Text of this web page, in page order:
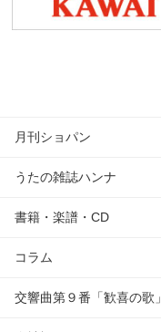
月刊ショパン
うたの雑誌ハンナ
書籍・楽譜・CD
コラム
交響曲第９番「歓喜の歌」